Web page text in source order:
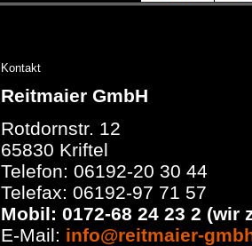
Reitmaier GmbH
Rotdornstr. 12
65830 Kriftel
Telefon: 06192-20 30 44
Telefax: 06192-97 71 57
Mobil: 0172-68 24 23 2 (wir
E-Mail: info@reitmaier-